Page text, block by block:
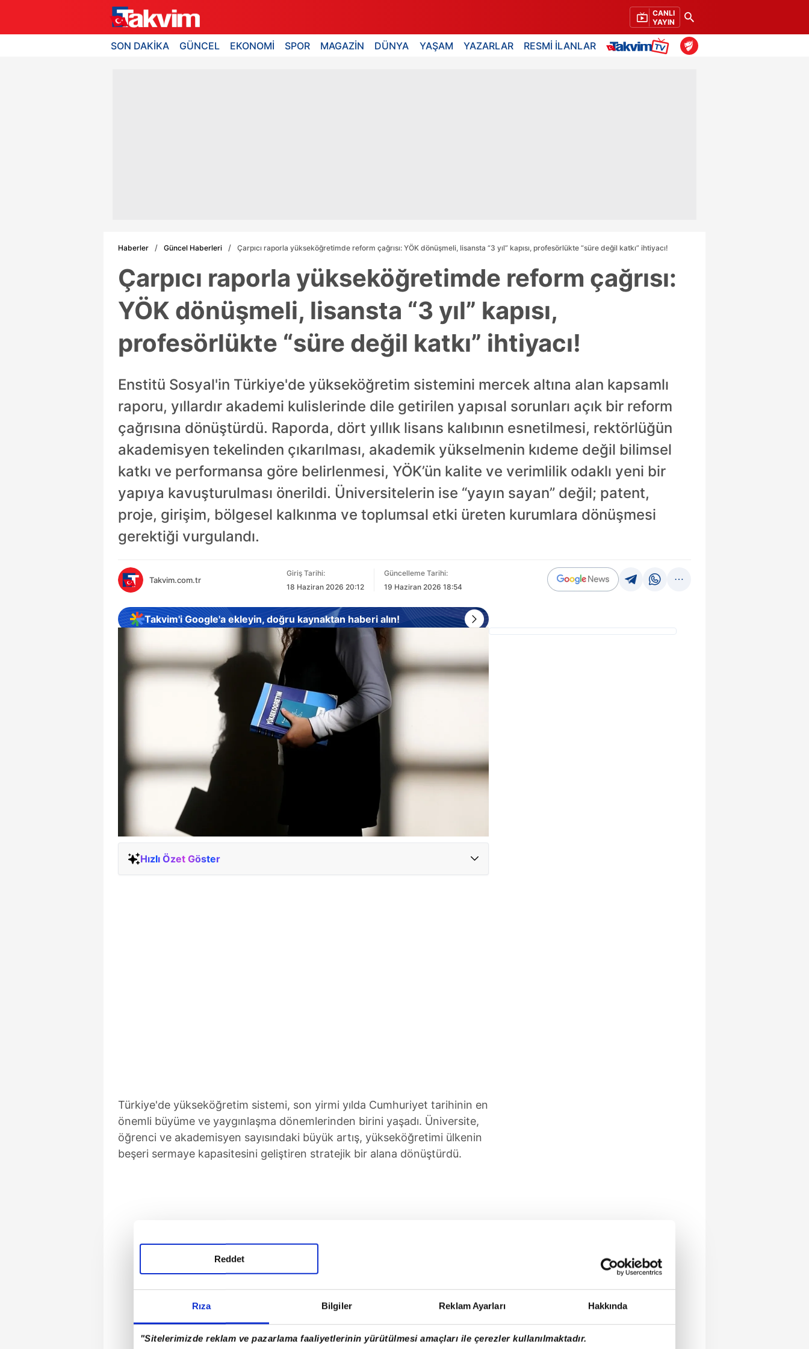
Rıza Bilgiler Reklam Ayarları Hakkında
"Sitelerimizde reklam ve pazarlama faaliyetlerinin yürütülmesi amaçları ile çerezler kullanılmaktadır.
Reddet
CANLI
YAYIN
SON DAKİKA GÜNCEL EKONOMİ SPOR MAGAZİN DÜNYA YAŞAM YAZARLAR RESMİ İLANLAR
Haberler Güncel Haberleri Çarpıcı raporla yükseköğretimde reform çağrısı: YÖK dönüşmeli, lisansta “3 yıl” kapısı, profesörlükte “süre değil katkı” ihtiyacı!
Çarpıcı raporla yükseköğretimde reform çağrısı:
YÖK dönüşmeli, lisansta “3 yıl” kapısı,
profesörlükte “süre değil katkı” ihtiyacı!
Enstitü Sosyal'in Türkiye'de yükseköğretim sistemini mercek altına alan kapsamlı
raporu, yıllardır akademi kulislerinde dile getirilen yapısal sorunları açık bir reform
çağrısına dönüştürdü. Raporda, dört yıllık lisans kalıbının esnetilmesi, rektörlüğün
akademisyen tekelinden çıkarılması, akademik yükselmenin kıdeme değil bilimsel
katkı ve performansa göre belirlenmesi, YÖK’ün kalite ve verimlilik odaklı yeni bir
yapıya kavuşturulması önerildi. Üniversitelerin ise “yayın sayan” değil; patent,
proje, girişim, bölgesel kalkınma ve toplumsal etki üreten kurumlara dönüşmesi
gerektiği vurgulandı.
Takvim.com.tr
Giriş Tarihi:
18 Haziran 2026 20:12
Güncelleme Tarihi:
19 Haziran 2026 18:54
Takvim'i Google'a ekleyin, doğru kaynaktan haberi alın!
Hızlı Özet Göster
Türkiye'de yükseköğretim sistemi, son yirmi yılda Cumhuriyet tarihinin en
önemli büyüme ve yaygınlaşma dönemlerinden birini yaşadı. Üniversite,
öğrenci ve akademisyen sayısındaki büyük artış, yükseköğretimi ülkenin
beşeri sermaye kapasitesini geliştiren stratejik bir alana dönüştürdü.